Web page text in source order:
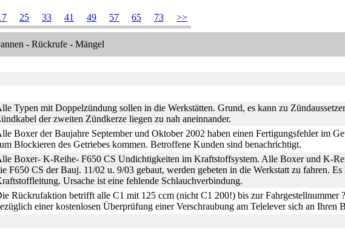
25 33 41 49 57 65 73 >>
- Rückrufe - Mängel
Typen mit Doppelzündung sollen in die Werkstätten. Grund, es kann zu
der zweiten Zündkerze liegen zu nah aneinnander.
Boxer der Baujahre September und Oktober 2002 haben einen Fertigungsfehler im
Blockieren des Getriebes kommen. Betroffene Kunden sind benachrichtigt.
Boxer- K-Reihe- F650 CS Undichtigkeiten im Kraftstoffsystem. Alle Boxer und K-
F650 CS der Bauj. 11/02 u. 9/03 gebaut, werden gebeten in die Werkstatt zu fahren.
Ursache ist eine fehlende Schlauchverbindung.
Rückrufaktion betrifft alle C1 mit 125 ccm (nicht C1 200!) bis zur Fahrgestellnummer
einer kostenlosen Überprüfung einer Verschraubung am Telelever sich an Ihren